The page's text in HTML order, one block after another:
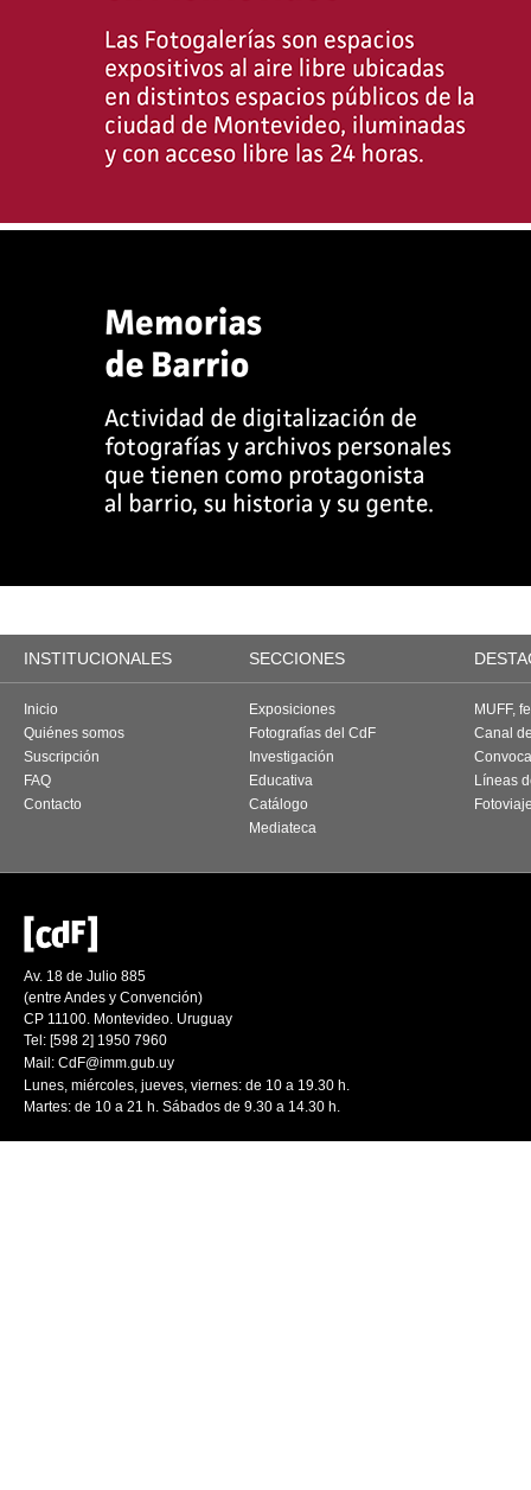
INSTITUCIONALES SECCIONES
Inicio
Quiénes somos
Suscripción
FAQ
Contacto
Exposiciones
Fotografías del CdF
Investigación
Educativa
Catálogo
Mediateca
MUFF,
Canal
Líneas
Av. 18 de Julio 885
(entre Andes y Convención)
CP 11100. Montevideo. Uruguay
Tel: [598 2] 1950 7960
Mail: CdF@imm.gub.uy
Lunes, miércoles, jueves, viernes: de 10 a 19.30 h.
Martes: de 10 a 21 h. Sábados de 9.30 a 14.30 h.